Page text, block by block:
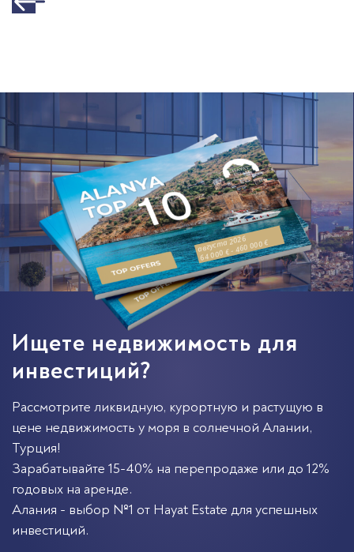
августа 2026
64 000 € - 460 000 €
Ищете недвижимость для
инвестиций?
Рассмотрите ликвидную, курортную и растущую в
цене недвижимость у моря в солнечной Алании,
Турция!
Зарабатывайте 15-40% на перепродаже или до 12%
годовых на аренде.
Алания - выбор №1 от Hayat Estate для успешных
инвестиций.